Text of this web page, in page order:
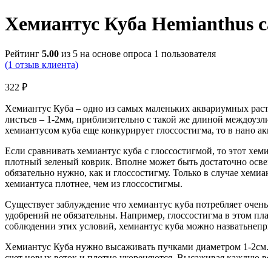
Хемиантус Куба Hemianthus
Рейтинг 5.00 из 5 на основе опроса 1 пользователя
(1 отзыв клиента)
322 ₽
Хемиантус Куба – одно из самых маленьких аквариумных
листьев – 1-2мм, приблизительно с такой же длиной
хемиантусом куба еще конкурирует глоссостигма, то в нано
Если сравнивать хемиантус куба с глоссостигмой, то этот
плотный зеленый коврик. Вполне может быть достаточно
обязательно нужно, как и глоссостигму. Только в случае
хемиантуса плотнее, чем из глоссостигмы.
Существует заблуждение что хемиантус куба потребляет
удобрений не обязательны. Например, глоссостигма в этом
соблюдении этих условий, хемиантус куба можно
Хемиантус Куба нужно высаживать пучками диаметром 1-